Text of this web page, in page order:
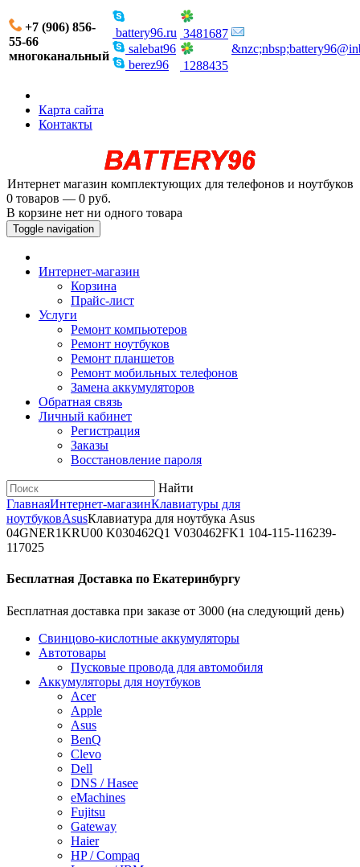
+7 (906) 856-
55-66
многоканальный
battery96.ru
salebat96
berez96
3481687
1288435
Карта сайта
Контакты
Интернет магазин комплектующих для телефонов и ноутбуков
0 товаров — 0 руб.
В корзине нет ни одного товара
Toggle navigation
Интернет-магазин
Корзина
Прайс-лист
Услуги
Ремонт компьютеров
Ремонт ноутбуков
Ремонт планшетов
Ремонт мобильных телефонов
Замена аккумуляторов
Обратная связь
Личный кабинет
Регистрация
Заказы
Восстановление пароля
Найти
ГлавнаяИнтернет-магазинКлавиатуры для
ноутбуковAsusКлавиатура для ноутбука Asus
04GNER1KRU00 K030462Q1 V030462FK1 104-115-116239-
117025
Бесплатная Доставка по Екатеринбургу
Бесплатная доставка при заказе от 3000 (на следующий день)
Cвинцово-кислотные аккумуляторы
Автотовары
Пусковые провода для автомобиля
Аккумуляторы для ноутбуков
Acer
Apple
Asus
BenQ
Clevo
Dell
DNS / Hasee
eMachines
Fujitsu
Gateway
Haier
HP / Compaq